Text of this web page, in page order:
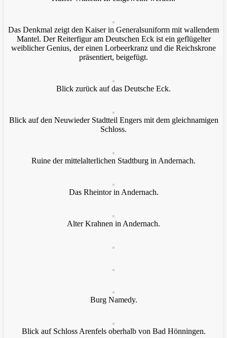
Das Denkmal zeigt den Kaiser in Generalsuniform mit wallendem
Mantel. Der Reiterfigur am Deutschen Eck ist ein geflügelter
weiblicher Genius, der einen Lorbeerkranz und die Reichskrone
präsentiert, beigefügt.
Blick zurück auf das Deutsche Eck.
Blick auf den Neuwieder Stadtteil Engers mit dem gleichnamigen
Schloss.
Ruine der mittelalterlichen Stadtburg in Andernach.
Das Rheintor in Andernach.
Alter Krahnen in Andernach.
Burg Namedy.
Blick auf Schloss Arenfels oberhalb von Bad Hönningen.